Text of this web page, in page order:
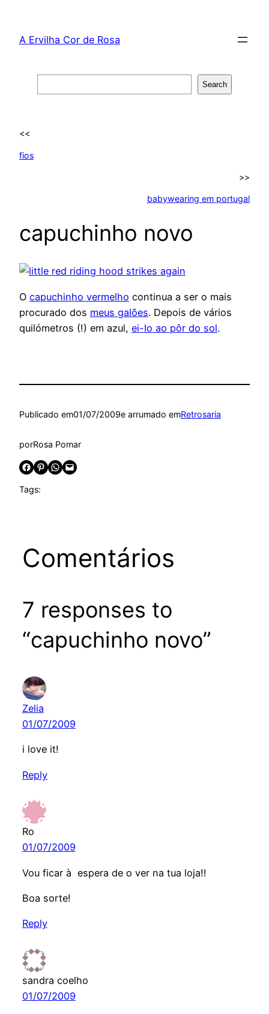
content
A Ervilha Cor de Rosa
Search
<<
fios
>>
babywearing em portugal
capuchinho novo
O capuchinho vermelho continua a ser o mais
procurado dos meus galões. Depois de vários
quilómetros (!) em azul, ei-lo ao pôr do sol.
Publicado em01/07/2009e arrumado emRetrosaria
porRosa Pomar
Share on Facebook Share on Pinterest Share on WhatsApp Email this Page
Tags:
Comentários
7 responses to
“capuchinho novo”
Zelia
01/07/2009
i love it!
Reply
Ro
01/07/2009
Vou ficar à espera de o ver na tua loja!!
Boa sorte!
Reply
sandra coelho
01/07/2009